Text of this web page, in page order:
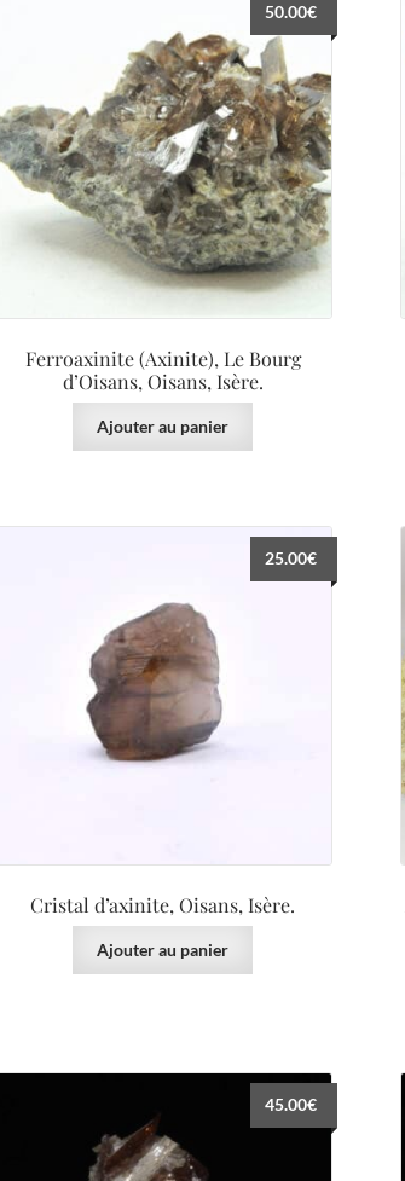
Ferroaxinite (Axinite), Le Bourg
d’Oisans, Oisans, Isère.
50.00€
Ajouter au panier
Cristal d’axinite, Oisans, Isère.
25.00€
Ajouter au panier
45.00€